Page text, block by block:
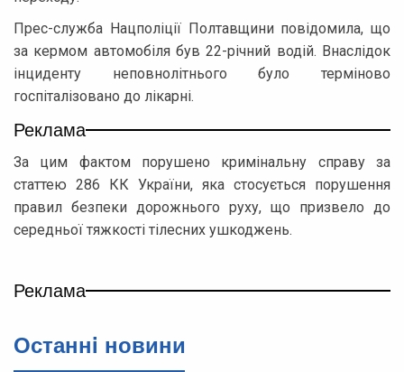
Прес-служба Нацполіції Полтавщини повідомила, що
за кермом автомобіля був 22-річний водій. Внаслідок
інциденту неповнолітнього було терміново
госпіталізовано до лікарні.
Реклама
За цим фактом порушено кримінальну справу за
статтею 286 КК України, яка стосується порушення
правил безпеки дорожнього руху, що призвело до
середньої тяжкості тілесних ушкоджень.
Реклама
Останнi новини